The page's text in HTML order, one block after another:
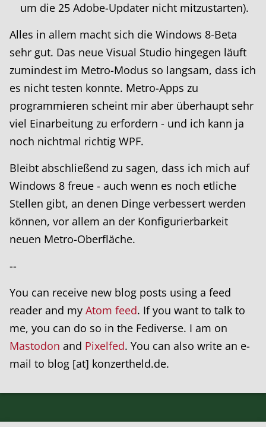
um die 25 Adobe-Updater nicht mitzustarten).
Alles in allem macht sich die Windows 8-Beta
sehr gut. Das neue Visual Studio hingegen läuft
zumindest im Metro-Modus so langsam, dass ich
es nicht testen konnte. Metro-Apps zu
programmieren scheint mir aber überhaupt sehr
viel Einarbeitung zu erfordern - und ich kann ja
noch nichtmal richtig WPF.
Bleibt abschließend zu sagen, dass ich mich auf
Windows 8 freue - auch wenn es noch etliche
Stellen gibt, an denen Dinge verbessert werden
können, vor allem an der Konfigurierbarkeit
neuen Metro-Oberfläche.
--
You can receive new blog posts using a feed
reader and my Atom feed. If you want to talk to
me, you can do so in the Fediverse. I am on
Mastodon and Pixelfed. You can also write an e-
mail to blog [at] konzertheld.de.